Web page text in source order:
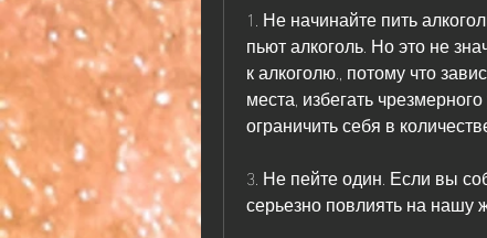
1. Не начинайте пить
пьют алкоголь. Но это не
к алкоголю., потому что
места, избегать
ограничить себя в
3. Не пейте один. Если вы
серьезно повлиять на нашу